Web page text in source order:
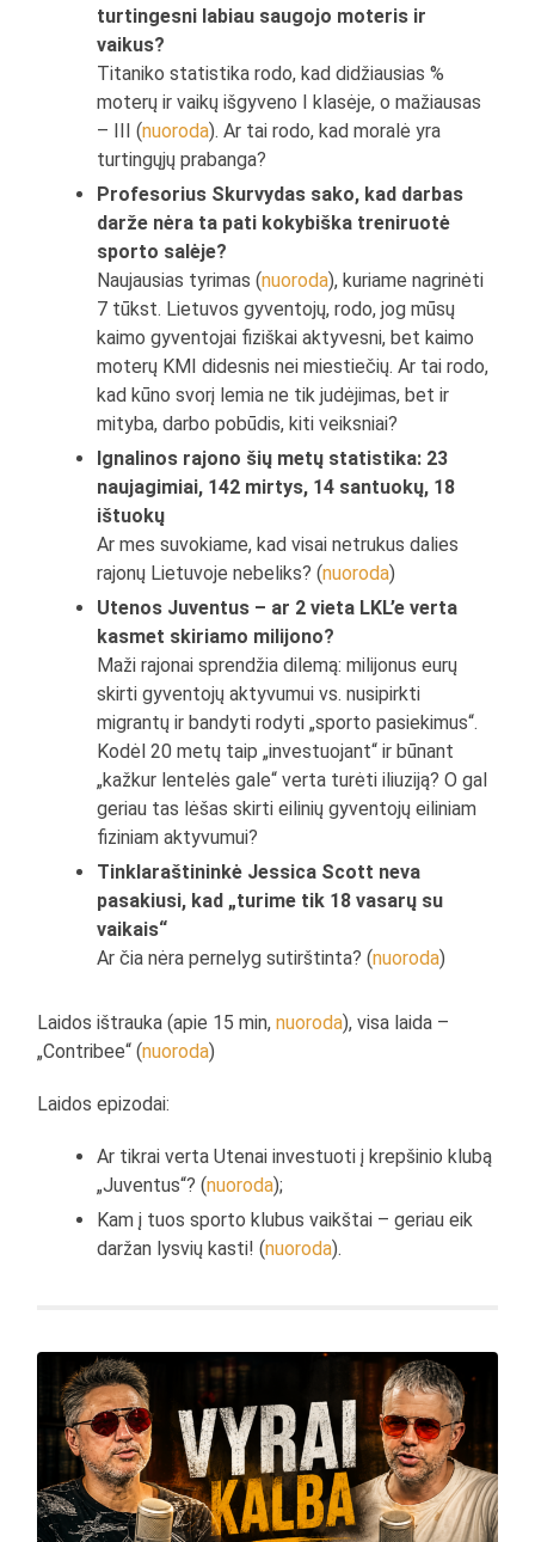
turtingesni labiau saugojo moteris ir
vaikus?
Titaniko statistika rodo, kad didžiausias %
moterų ir vaikų išgyveno I klasėje, o mažiausas
– III (nuoroda). Ar tai rodo, kad moralė yra
turtingųjų prabanga?
Profesorius Skurvydas sako, kad darbas
darže nėra ta pati kokybiška treniruotė
sporto salėje?
Naujausias tyrimas (nuoroda), kuriame nagrinėti
7 tūkst. Lietuvos gyventojų, rodo, jog mūsų
kaimo gyventojai fiziškai aktyvesni, bet kaimo
moterų KMI didesnis nei miestiečių. Ar tai rodo,
kad kūno svorį lemia ne tik judėjimas, bet ir
mityba, darbo pobūdis, kiti veiksniai?
Ignalinos rajono šių metų statistika: 23
naujagimiai, 142 mirtys, 14 santuokų, 18
ištuokų
Ar mes suvokiame, kad visai netrukus dalies
rajonų Lietuvoje nebeliks? (nuoroda)
Utenos Juventus – ar 2 vieta LKL’e verta
kasmet skiriamo milijono?
Maži rajonai sprendžia dilemą: milijonus eurų
skirti gyventojų aktyvumui vs. nusipirkti
migrantų ir bandyti rodyti „sporto pasiekimus“.
Kodėl 20 metų taip „investuojant“ ir būnant
„kažkur lentelės gale“ verta turėti iliuziją? O gal
geriau tas lėšas skirti eilinių gyventojų eiliniam
fiziniam aktyvumui?
Tinklaraštininkė Jessica Scott neva
pasakiusi, kad „turime tik 18 vasarų su
vaikais“
Ar čia nėra pernelyg sutirštinta? (nuoroda)
Laidos ištrauka (apie 15 min,nuoroda), visa laida –
„Contribee“ (nuoroda)
Laidos epizodai:
Ar tikrai verta Utenai investuoti į krepšinio klubą
„Juventus“? (nuoroda);
Kam į tuos sporto klubus vaikštai – geriau eik
daržan lysvių kasti! (nuoroda).